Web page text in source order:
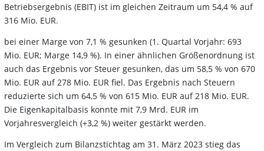
Betriebsergebnis (EBIT) ist im gleichen Zeitraum um 54,4 % auf
316 Mio. EUR.
bei einer Marge von 7,1 % gesunken (1. Quartal Vorjahr: 693
Mio. EUR; Marge 14,9 %). In einer ähnlichen Größenordnung ist
auch das Ergebnis vor Steuer gesunken, das um 58,5 % von 670
Mio. EUR auf 278 Mio. EUR fiel. Das Ergebnis nach Steuern
reduzierte sich um 64,5 % von 615 Mio. EUR auf 218 Mio. EUR.
Die Eigenkapitalbasis konnte mit 7,9 Mrd. EUR im
Vorjahresvergleich (+3,2 %) weiter gestärkt werden.
Im Vergleich zum Bilanzstichtag am 31. März 2023 stieg das